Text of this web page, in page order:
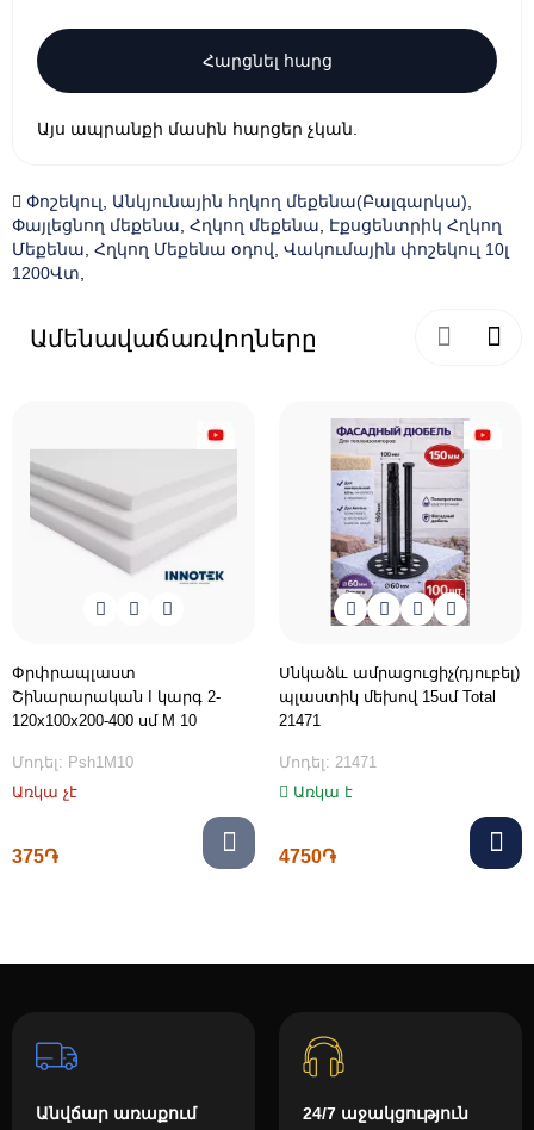
Հարցնել հարց
Այս ապրանքի մասին հարցեր չկան.
Փոշեկուլ Անկյունային հղկող մեքենա(Բալգարկա)
Փայլեցնող մեքենա Հղկող մեքենա
Էքսցենտրիկ Հղկող
Մեքենա Հղկող Մեքենա օդով Վակումային փոշեկուլ 10լ
1200Վտ
Ամենավաճառվողները
Փրփրապլաստ
Շինարարական I կարգ 2-
120x100x200-400 սմ M 10
Մոդել: Psh1M10
Առկա չէ
375֏
Սնկաձև ամրացուցիչ(դյուբել)
պլաստիկ մեխով 15սմ Total
21471
Մոդել: 21471
Առկա է
4750֏
Անվճար առաքում 24/7 աջակցություն